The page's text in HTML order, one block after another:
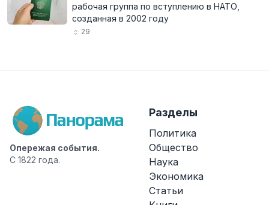
рабочая группа по вступлению в НАТО,
созданная в 2002 году
29
Опережая события.
С 1822 года.
Разделы
Политика
Общество
Наука
Экономика
Статьи